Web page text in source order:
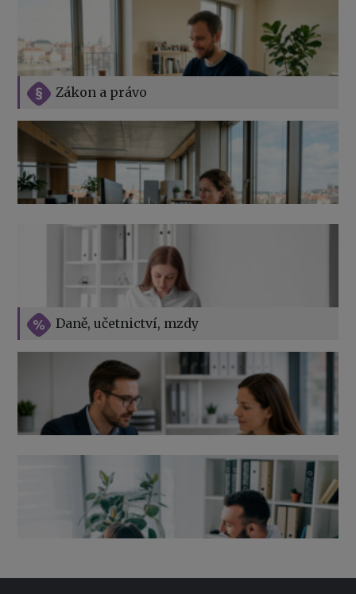
Daně, učetnictví, mzdy
Zákon a právo
Vše o překážkách v práci na straně zaměstnavatele
Výpověď ze zdravotních důvodů 2026 – průvodce pro
zaměstnavatele
Jak na podnikání při rodičovské dovolené
Přehledy pro OSSZ a zdravotní pojišťovny – jak na ně
v roce 2026